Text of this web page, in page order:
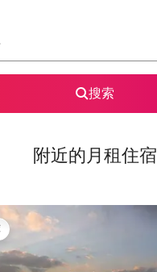
搜索
附近的月租住宿
荐」